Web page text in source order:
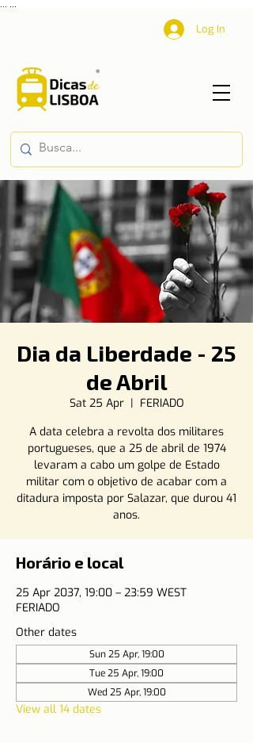
Log In
Dia da Liberdade - 25
de Abril
Sat 25 Apr
  |
FERIADO
A data celebra a revolta dos militares
portugueses, que a 25 de abril de 1974
levaram a cabo um golpe de Estado
militar com o objetivo de acabar com a
ditadura imposta por Salazar, que durou 41
anos.
Horário e local
25 Apr 2037, 19:00 – 23:59 WEST
FERIADO
Other dates
Sun 25 Apr, 19:00
Tue 25 Apr, 19:00
Wed 25 Apr, 19:00
View all 14 dates